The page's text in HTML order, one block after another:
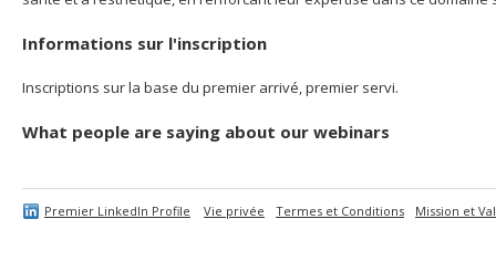
Informations sur l'inscription
Inscriptions sur la base du premier arrivé, premier servi.
What people are saying about our webinars
Premier LinkedIn Profile Vie privée Termes et Conditions Mission et